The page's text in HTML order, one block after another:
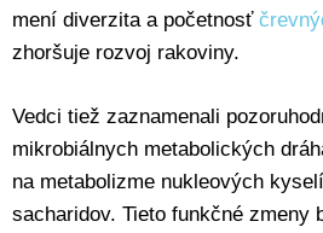
mení diverzita a početnosť
zhoršuje rozvoj rakoviny.
Vedci tiež zaznamenali
mikrobiálnych metabolických
na metabolizme nukleových
sacharidov. Tieto funkčné zmeny